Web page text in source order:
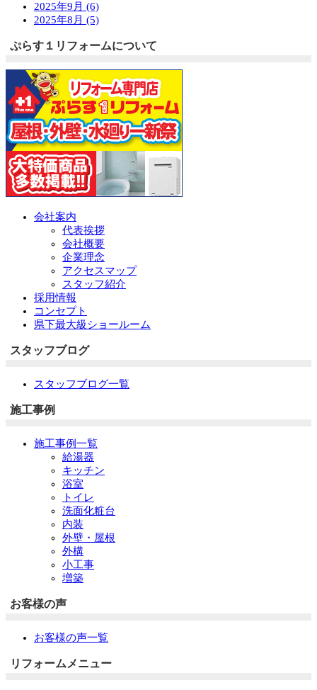
2025年9月 (6)
2025年8月 (5)
ぷらす１リフォームについて
会社案内
代表挨拶
会社概要
企業理念
アクセスマップ
スタッフ紹介
採用情報
コンセプト
県下最大級ショールーム
スタッフブログ
スタッフブログ一覧
施工事例
施工事例一覧
給湯器
キッチン
浴室
トイレ
洗面化粧台
内装
外壁・屋根
外構
小工事
増築
お客様の声
お客様の声一覧
リフォームメニュー